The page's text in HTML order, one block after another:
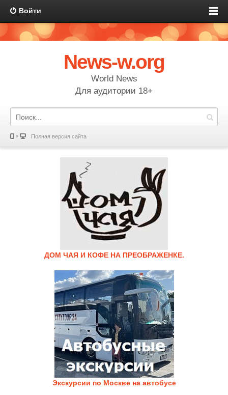
Войти
News-w.org
World News
Для аудитории 18+
Полная версия сайта
ДОМ ЧАЯ И КОФЕ НА ПРЕОБРАЖЕНКЕ.
Экскурсии по Москве на автобусе